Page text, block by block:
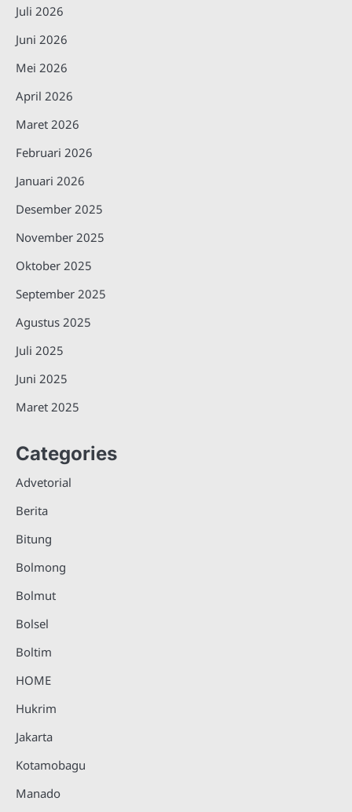
Juli 2026
Juni 2026
Mei 2026
April 2026
Maret 2026
Februari 2026
Januari 2026
Desember 2025
November 2025
Oktober 2025
September 2025
Agustus 2025
Juli 2025
Juni 2025
Maret 2025
Categories
Advetorial
Berita
Bitung
Bolmong
Bolmut
Bolsel
Boltim
HOME
Hukrim
Jakarta
Kotamobagu
Manado